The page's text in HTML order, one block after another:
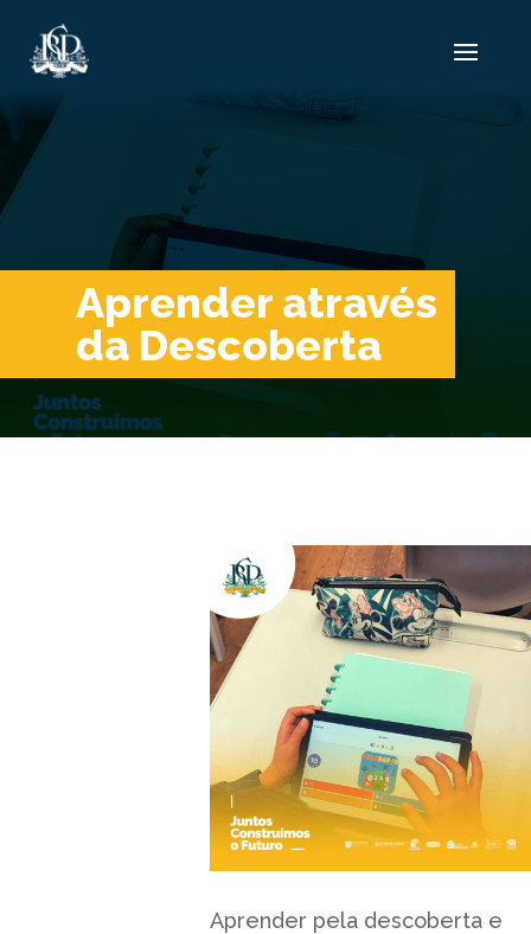
Aprender através
da Descoberta
Aprender pela descoberta e